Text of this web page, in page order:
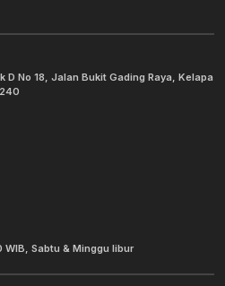
No 18, Jalan Bukit Gading Raya, Kelapa
Sabtu & Minggu libur